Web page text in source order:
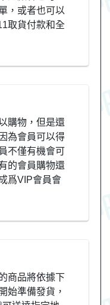
，或者也可以
取貨付款和全
購物，但是還
為會員可以得
不僅有機會可
的會員購物還
爲VIP會員會
商品將依據下
始準備發貨，